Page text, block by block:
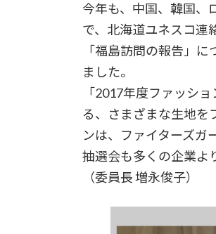
今年も、中国、韓国、
で、北海道ユネスコ連
「福島訪問の報告」
ました。
「2017年度ファッシ
る、さまざまな生地を
ンは、ファイターズガ
抽選会も多くの企業よ
（委員長 増永俊子）